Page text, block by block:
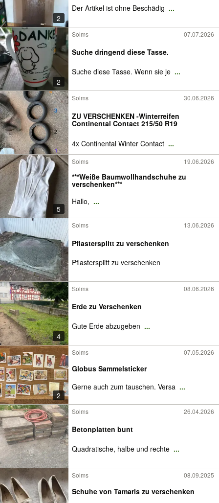
2
Der Artikel ist ohne Beschädig ...
2
Solms 07.07.2026
Suche dringend diese Tasse.
Suche diese Tasse. Wenn sie je ...
Solms 30.06.2026
ZU VERSCHENKEN -Winterreifen
Continental Contact 215/50 R19
4x Continental Winter Contact ...
5
Solms 19.06.2026
***Weiße Baumwollhandschuhe zu
verschenken***
Hallo, ...
Solms 13.06.2026
Pflastersplitt zu verschenken
Pflastersplitt zu verschenken
4
Solms 08.06.2026
Erde zu Verschenken
Gute Erde abzugeben ...
2
Solms 07.05.2026
Globus Sammelsticker
Gerne auch zum tauschen. Versa ...
Solms 26.04.2026
Betonplatten bunt
Quadratische, halbe und rechte ...
Solms 08.09.2025
Schuhe von Tamaris zu verschenken